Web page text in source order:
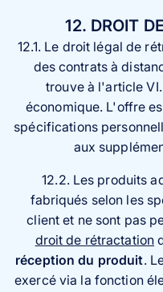
12. DROIT
12.1. Le droit légal de
des contrats à
trouve à l'article
économique. L'offre
spécifications
aux
12.2. Les produits
fabriqués selon les
client et ne sont pas
droit de rétractation
réception du produit.
exercé via la fonction